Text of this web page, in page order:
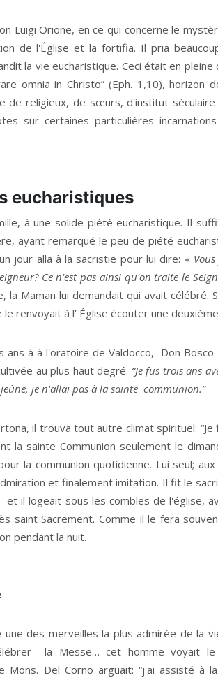
Orione, en ce qui concerne le
de l'Église et la fortifia. Il pria
la vie eucharistique. Ceci était en pleine
omnia in Christo” (Eph. 1,10), horizon
de religieux, de sœurs, d'institut
sur certaines particulières
eucharistiques
à une solide piété eucharistique. Il
ayant remarqué le peu de piété
jour alla à la sacristie pour lui dire: «
Ce n'est pas ainsi qu'on traite le
la Maman lui demandait qui avait célébré.
renvoyait à l’ Église écouter une
à à l'oratoire de Valdocco, Don Bosco
au plus haut degré. “Je fus trois ans
je n'allai pas à la sainte communion.”
il trouva tout autre climat spirituel: “Je
la sainte Communion seulement le
la communion quotidienne. Lui seul;
et finalement imitation. Il fit le
il logeait sous les combles de l'église,
saint Sacrement. Comme il le fera
pendant la nuit.
des merveilles la plus admirée de la
la Messe… cet homme voyait le
Mons. Del Corno arguait: “j'ai assisté à